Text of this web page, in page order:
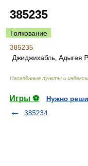
385235
Толкование
385235
Джиджихабль, Адыгея
Населённые пункты и
Игры ⚽
Нужно
385234